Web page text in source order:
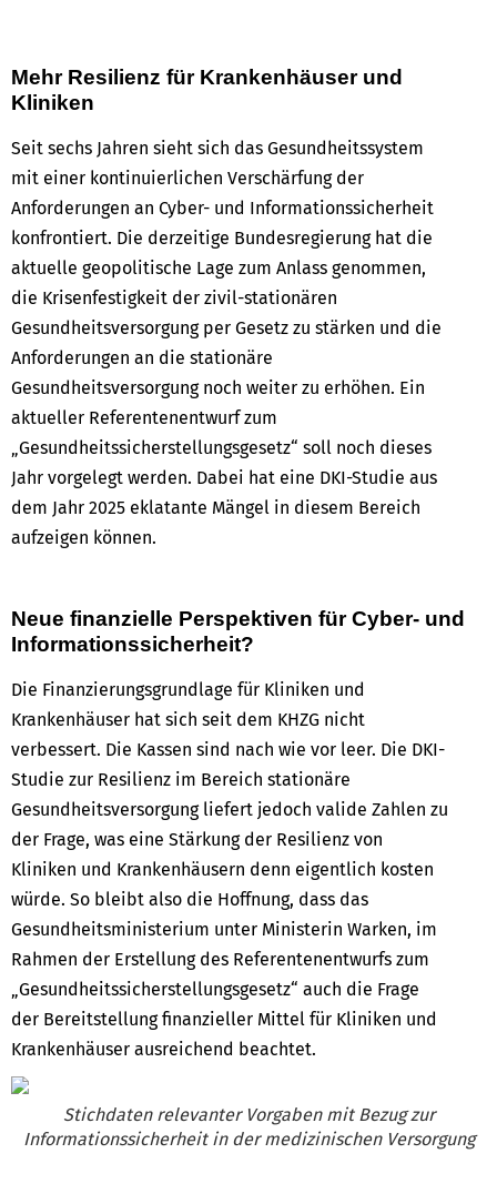
Mehr Resilienz für Krankenhäuser und
Kliniken
Seit sechs Jahren sieht sich das Gesundheitssystem
mit einer kontinuierlichen Verschärfung der
Anforderungen an Cyber- und Informationssicherheit
konfrontiert. Die derzeitige Bundesregierung hat die
aktuelle geopolitische Lage zum Anlass genommen,
die Krisenfestigkeit der zivil-stationären
Gesundheitsversorgung per Gesetz zu stärken und die
Anforderungen an die stationäre
Gesundheitsversorgung noch weiter zu erhöhen. Ein
aktueller Referentenentwurf zum
„Gesundheitssicherstellungsgesetz“ soll noch dieses
Jahr vorgelegt werden. Dabei hat eine DKI-Studie aus
dem Jahr 2025 eklatante Mängel in diesem Bereich
aufzeigen können.
Neue finanzielle Perspektiven für Cyber- und
Informationssicherheit?
Die Finanzierungsgrundlage für Kliniken und
Krankenhäuser hat sich seit dem KHZG nicht
verbessert. Die Kassen sind nach wie vor leer. Die DKI-
Studie zur Resilienz im Bereich stationäre
Gesundheitsversorgung liefert jedoch valide Zahlen zu
der Frage, was eine Stärkung der Resilienz von
Kliniken und Krankenhäusern denn eigentlich kosten
würde. So bleibt also die Hoffnung, dass das
Gesundheitsministerium unter Ministerin Warken, im
Rahmen der Erstellung des Referentenentwurfs zum
„Gesundheitssicherstellungsgesetz“ auch die Frage
der Bereitstellung finanzieller Mittel für Kliniken und
Krankenhäuser ausreichend beachtet.
Stichdaten relevanter Vorgaben mit Bezug zur
Informationssicherheit in der medizinischen Versorgung